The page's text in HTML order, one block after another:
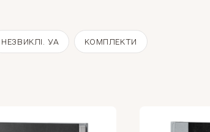
НЕЗВИКЛІ. УА КОМПЛЕКТИ